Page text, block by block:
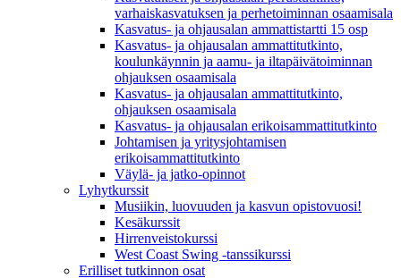
varhaiskasvatuksen ja perhetoiminnan osaamisala
Kasvatus- ja ohjausalan ammattistartti 15 osp
Kasvatus- ja ohjausalan ammattitutkinto,
koulunkäynnin ja aamu- ja iltapäivätoiminnan
ohjauksen osaamisala
Kasvatus- ja ohjausalan ammattitutkinto,
ohjauksen osaamisala
Kasvatus- ja ohjausalan erikoisammattitutkinto
Johtamisen ja yritysjohtamisen
erikoisammattitutkinto
Väylä- ja jatko-opinnot
Lyhytkurssit
Musiikin, luovuuden ja kasvun opistovuosi!
Kesäkurssit
Hirrenveistokurssi
West Coast Swing -tanssikurssi
Erilliset tutkinnon osat